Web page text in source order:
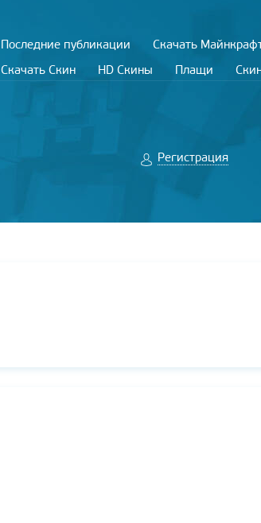
Последние публикации Скачать
Скачать Скин
HD Скины Плащи
Регистрация